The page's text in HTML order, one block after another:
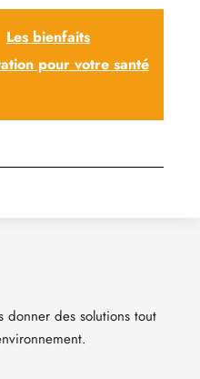
Les bienfaits
pour votre santé
donner des solutions tout